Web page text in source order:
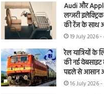
Audi और Apple
लग्जरी
की रेंज के साथ
19 July 2026
रेल यात्रियों के
की नई वेबसाइट
पहले से आसान
16 July 2026 -